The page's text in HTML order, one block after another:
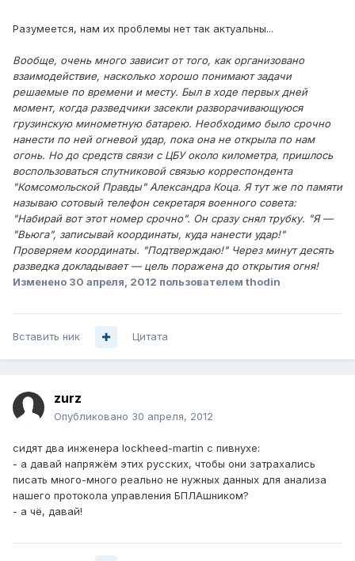
Разумеется, нам их проблемы нет так актуальны...
Вообще, очень много зависит от того, как организовано
взаимодействие, насколько хорошо понимают задачи
решаемые по времени и месту. Был в ходе первых дней
момент, когда разведчики засекли разворачивающуюся
грузинскую минометную батарею. Необходимо было срочно
нанести по ней огневой удар, пока она не открыла по нам
огонь. Но до средств связи с ЦБУ около километра, пришлось
воспользоваться спутниковой связью корреспондента
"Комсомольской Правды" Александра Коца. Я тут же по памяти
называю сотовый телефон секретаря военного совета:
"Набирай вот этот номер срочно". Он сразу снял трубку. "Я —
"Вьюга", записывай координаты, куда нанести удар!"
Проверяем координаты. "Подтверждаю!" Через минут десять
разведка докладывает — цель поражена до открытия огня!
Изменено 30 апреля, 2012 пользователем thodin
Вставить ник Цитата
zurz
Опубликовано 30 апреля, 2012
сидят два инженера lockheed-martin с пивнухе:
- а давай напряжём этих русских, чтобы они затрахались
писать много-много реально не нужных данных для анализа
нашего протокола управления БПЛАшником?
- а чё, давай!